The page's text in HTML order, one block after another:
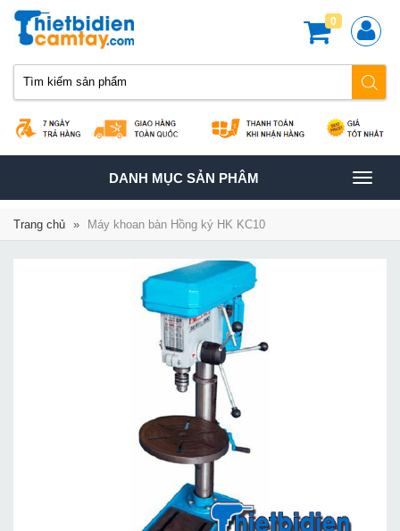
0
TOGGLE
NAVIGATION
DANH MỤC SẢN PHÂM
Trang chủ » Máy khoan bàn Hồng ký HK KC10